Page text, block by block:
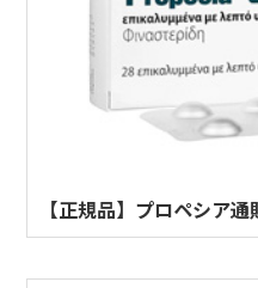
【正規品】プロペシア